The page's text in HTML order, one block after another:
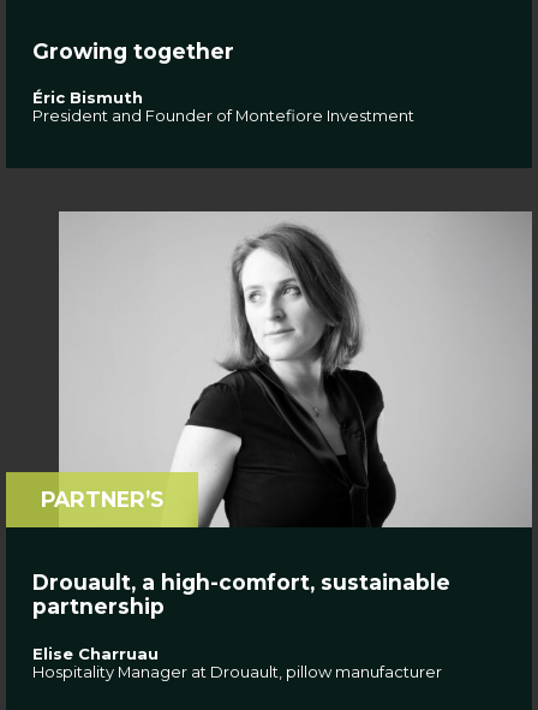
Growing together
Éric Bismuth
President and Founder of Montefiore Investment
PARTNER’S
Drouault, a high-comfort, sustainable
partnership
Elise Charruau
Hospitality Manager at Drouault, pillow manufacturer